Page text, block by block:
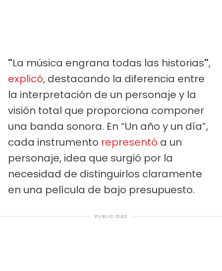
"La música engrana todas las historias",
explicó, destacando la diferencia entre
la interpretación de un personaje y la
visión total que proporciona componer
una banda sonora. En “Un año y un día”,
cada instrumento representó a un
personaje, idea que surgió por la
necesidad de distinguirlos claramente
en una película de bajo presupuesto.
PUBLICIDAD